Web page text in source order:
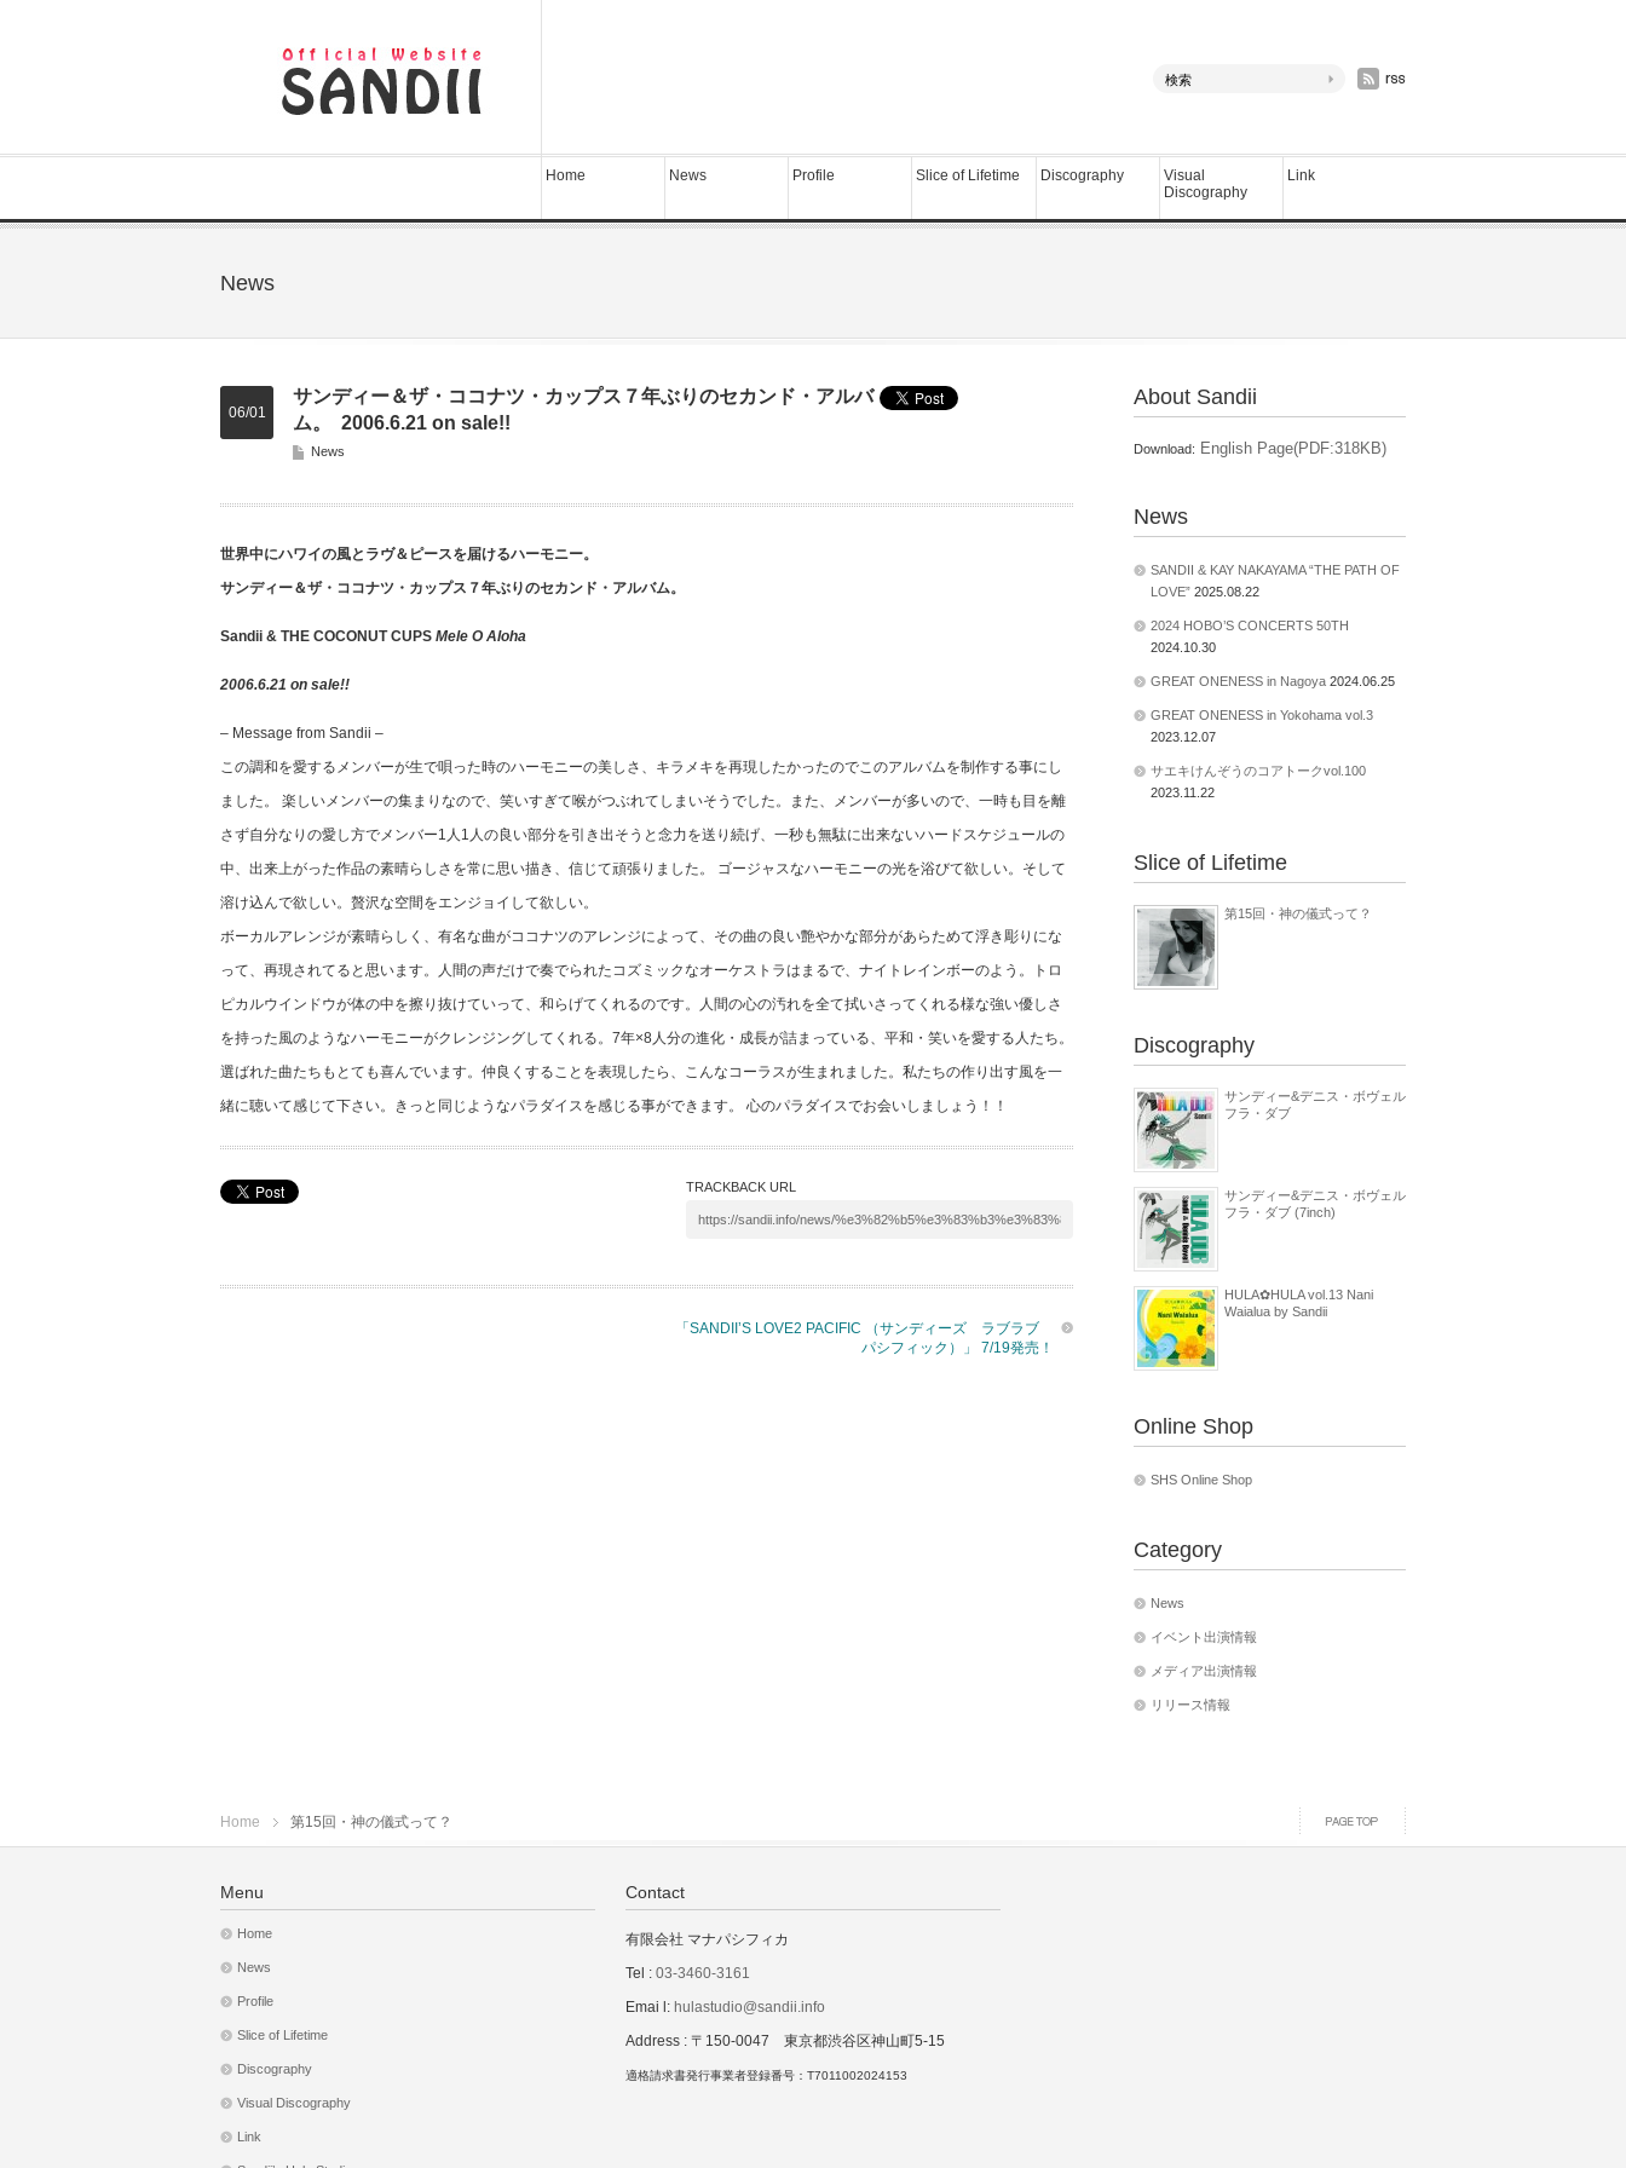
Home News Profile Slice of Lifetime Discography
Visual
Discography
Link
News
サンディー＆ザ・ココナツ・カップス７年ぶりのセカンド・アルバ
ム。 2006.6.21 on sale!!
News
06/01
世界中にハワイの風とラヴ＆ピースを届けるハーモニー。
サンディー＆ザ・ココナツ・カップス７年ぶりのセカンド・アルバム。
Sandii & THE COCONUT CUPS Mele O Aloha
2006.6.21 on sale!!
– Message from Sandii –
この調和を愛するメンバーが生で唄った時のハーモニーの美しさ、キラメキを再現したかったのでこのアルバムを制作する事にし
ました。 楽しいメンバーの集まりなので、笑いすぎて喉がつぶれてしまいそうでした。また、メンバーが多いので、一時も目を離
さず自分なりの愛し方でメンバー1人1人の良い部分を引き出そうと念力を送り続げ、一秒も無駄に出来ないハードスケジュールの
中、出来上がった作品の素晴らしさを常に思い描き、信じて頑張りました。 ゴージャスなハーモニーの光を浴びて欲しい。そして
溶け込んで欲しい。贅沢な空間をエンジョイして欲しい。
ボーカルアレンジが素晴らしく、有名な曲がココナツのアレンジによって、その曲の良い艶やかな部分があらためて浮き彫りにな
って、再現されてると思います。人間の声だけで奏でられたコズミックなオーケストラはまるで、ナイトレインボーのよう。トロ
ピカルウインドウが体の中を擦り抜けていって、和らげてくれるのです。人間の心の汚れを全て拭いさってくれる様な強い優しさ
を持った風のようなハーモニーがクレンジングしてくれる。7年×8人分の進化・成長が詰まっている、平和・笑いを愛する人たち。
選ばれた曲たちもとても喜んでいます。仲良くすることを表現したら、こんなコーラスが生まれました。私たちの作り出す風を一
緒に聴いて感じて下さい。きっと同じようなパラダイスを感じる事ができます。 心のパラダイスでお会いしましょう！！
TRACKBACK URL
「SANDII’S LOVE2 PACIFIC （サンディーズ ラブラブ
パシフィック）」 7/19発売！
About Sandii
Download: English Page(PDF:318KB)
News
SANDII & KAY NAKAYAMA “THE PATH OF
LOVE” 2025.08.22
2024 HOBO’S CONCERTS 50TH
2024.10.30
GREAT ONENESS in Nagoya 2024.06.25
GREAT ONENESS in Yokohama vol.3
2023.12.07
サエキけんぞうのコアトークvol.100
2023.11.22
Slice of Lifetime
第15回・神の儀式って？
Discography
サンディー&デニス・ボヴェル
フラ・ダブ
サンディー&デニス・ボヴェル
フラ・ダブ (7inch)
HULA✿HULA vol.13 Nani
Waialua by Sandii
Online Shop
SHS Online Shop
Category
News
イベント出演情報
メディア出演情報
リリース情報
Home 第15回・神の儀式って？
Menu
Home
News
Profile
Slice of Lifetime
Discography
Visual Discography
Link
Contact
有限会社 マナパシフィカ
Tel : 03-3460-3161
Emai l: hulastudio@sandii.info
Address : 〒150-0047 東京都渋谷区神山町5-15
適格請求書発行事業者登録番号：T7011002024153